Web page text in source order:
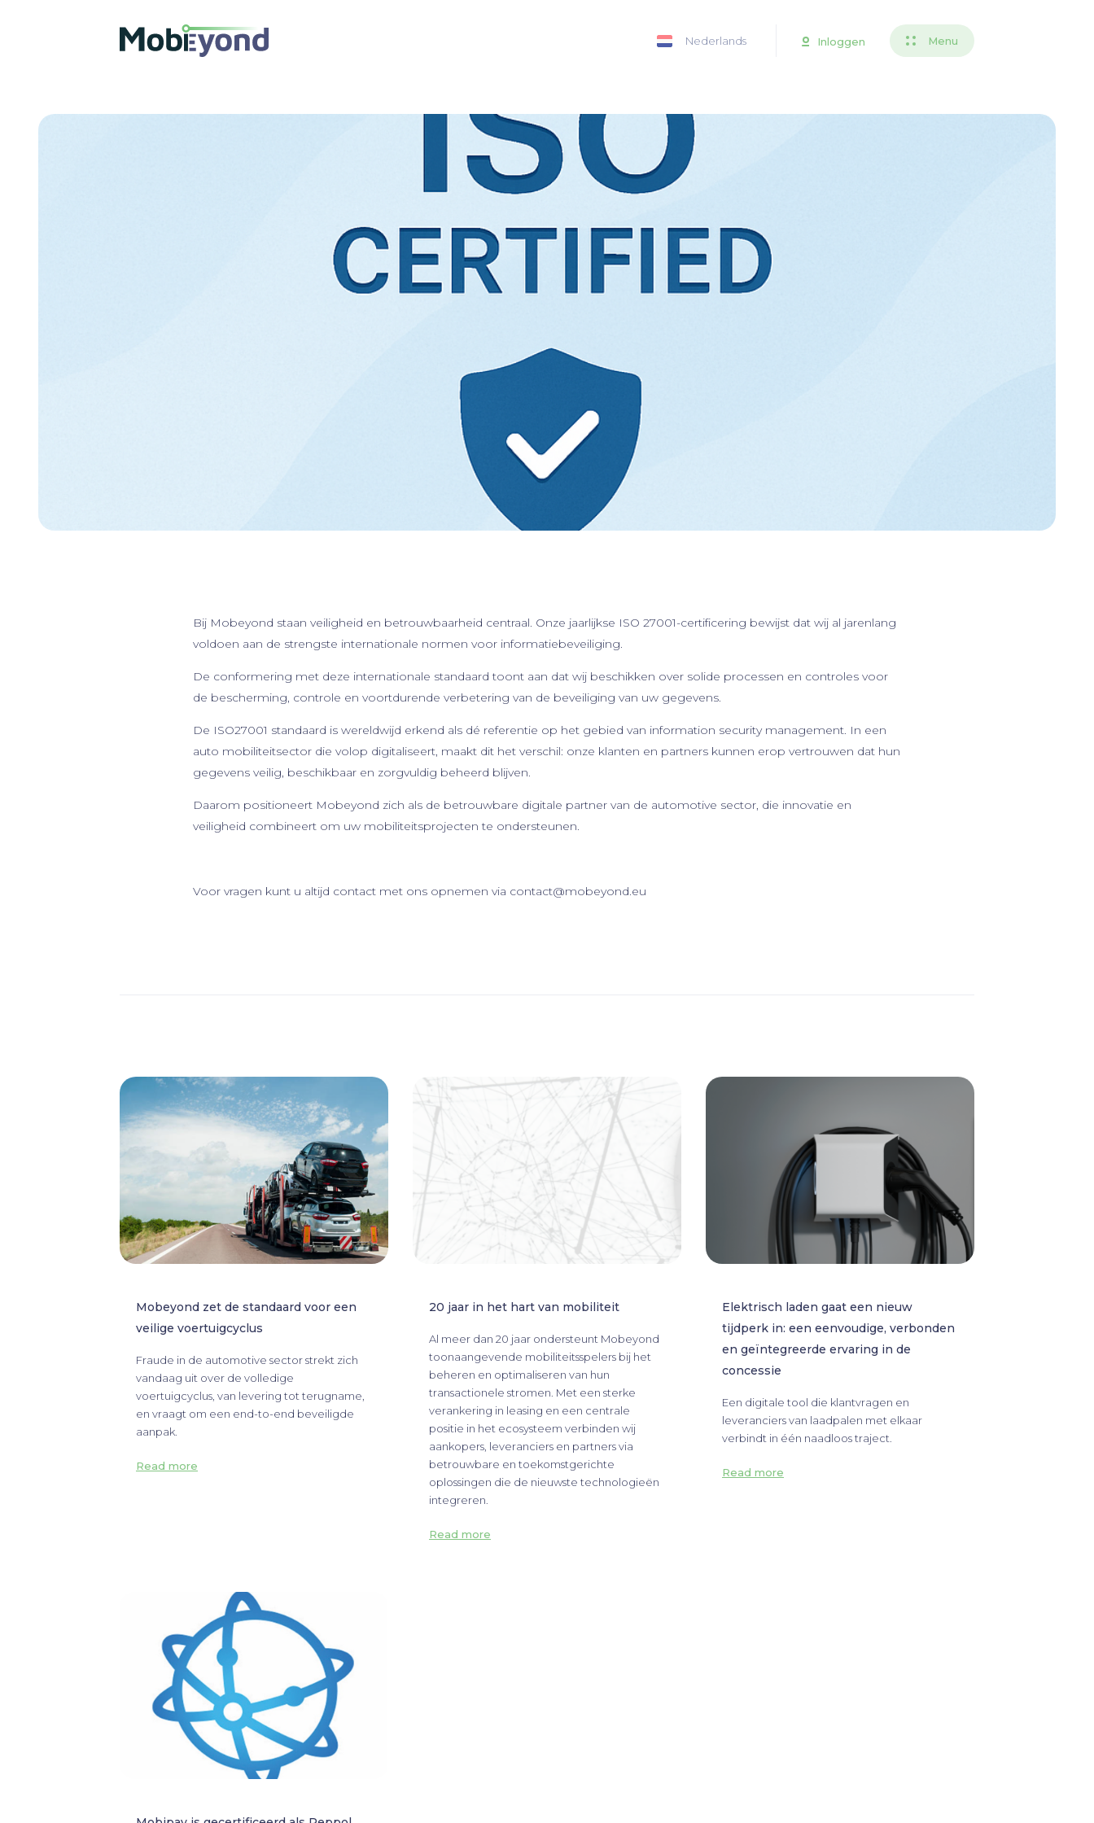
Nederlands Inloggen Menu
Bij Mobeyond staan veiligheid en betrouwbaarheid centraal. Onze jaarlijkse ISO 27001-certificering bewijst dat wij al jarenlang
voldoen aan de strengste internationale normen voor informatiebeveiliging.
De conformering met deze internationale standaard toont aan dat wij beschikken over solide processen en controles voor
de bescherming, controle en voortdurende verbetering van de beveiliging van uw gegevens.
De ISO27001 standaard is wereldwijd erkend als dé referentie op het gebied van information security management. In een
auto mobiliteitsector die volop digitaliseert, maakt dit het verschil: onze klanten en partners kunnen erop vertrouwen dat hun
gegevens veilig, beschikbaar en zorgvuldig beheerd blijven.
Daarom positioneert Mobeyond zich als de betrouwbare digitale partner van de automotive sector, die innovatie en
veiligheid combineert om uw mobiliteitsprojecten te ondersteunen.
Voor vragen kunt u altijd contact met ons opnemen via contact@mobeyond.eu
Mobeyond zet de standaard voor een
veilige voertuigcyclus
Fraude in de automotive sector strekt zich
vandaag uit over de volledige
voertuigcyclus, van levering tot terugname,
en vraagt om een end-to-end beveiligde
aanpak.
Read more
20 jaar in het hart van mobiliteit
Al meer dan 20 jaar ondersteunt Mobeyond
toonaangevende mobiliteitsspelers bij het
beheren en optimaliseren van hun
transactionele stromen. Met een sterke
verankering in leasing en een centrale
positie in het ecosysteem verbinden wij
aankopers, leveranciers en partners via
betrouwbare en toekomstgerichte
oplossingen die de nieuwste technologieën
integreren.
Read more
Elektrisch laden gaat een nieuw
tijdperk in: een eenvoudige, verbonden
en geïntegreerde ervaring in de
concessie
Een digitale tool die klantvragen en
leveranciers van laadpalen met elkaar
verbindt in één naadloos traject.
Read more